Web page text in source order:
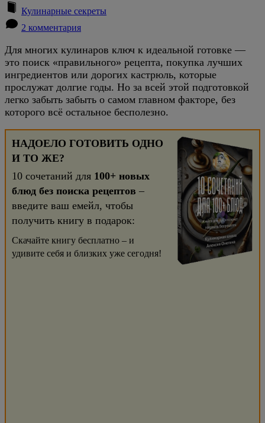
Кулинарные секреты
2 комментария
Для многих кулинаров ключ к идеальной готовке —
это поиск «правильного» рецепта, покупка лучших
ингредиентов или дорогих кастрюль, которые
прослужат долгие годы. Но за всей этой подготовкой
легко забыть забыть о самом главном факторе, без
которого всё остальное бесполезно.
НАДОЕЛО ГОТОВИТЬ ОДНО
И ТО ЖЕ?
10 сочетаний для 100+ новых
блюд без поиска рецептов –
введите ваш емейл, чтобы
получить книгу в подарок:
Скачайте книгу бесплатно – и
удивите себя и близких уже сегодня!